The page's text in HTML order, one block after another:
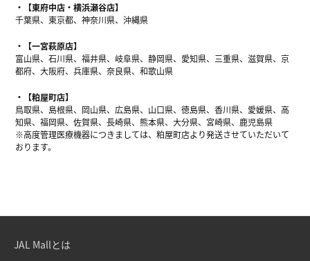
【東府中店・横浜瀬谷店】
千葉県、東京都、神奈川県、沖縄県
【一宮萩原店】
富山県、石川県、福井県、岐阜県、静岡県、愛知県、三重県、滋賀県、京
都府、大阪府、兵庫県、奈良県、和歌山県
【粕屋町店】
鳥取県、島根県、岡山県、広島県、山口県、徳島県、香川県、愛媛県、高
知県、福岡県、佐賀県、長崎県、熊本県、大分県、宮崎県、鹿児島県
※高度管理医療機器につきましては、粕屋町店より発送させていただいて
おります。
JAL Mallとは